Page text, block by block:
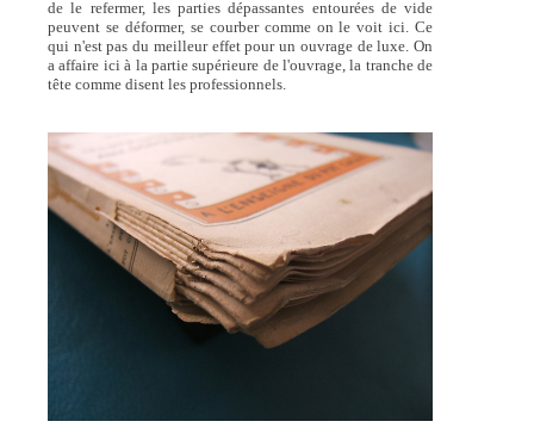
de le refermer, les parties dépassantes entourées de vide
peuvent se déformer, se courber comme on le voit ici. Ce
qui n'est pas du meilleur effet pour un ouvrage de luxe. On
a affaire ici à la partie supérieure de l'ouvrage, la tranche de
tête comme disent les professionnels.